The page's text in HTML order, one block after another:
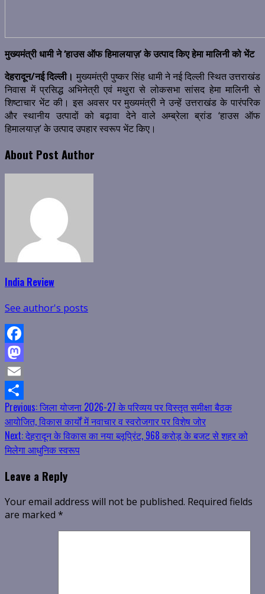
मुख्यमंत्री धामी ने ‘हाउस ऑफ हिमालयाज़’ के उत्पाद किए हेमा मालिनी को भेंट
देहरादून/नई दिल्ली। मुख्यमंत्री पुष्कर सिंह धामी ने नई दिल्ली स्थित उत्तराखंड
निवास में प्रसिद्ध अभिनेत्री एवं मथुरा से लोकसभा सांसद हेमा मालिनी से
शिष्टाचार भेंट की। इस अवसर पर मुख्यमंत्री ने उन्हें उत्तराखंड के पारंपरिक
और स्थानीय उत्पादों को बढ़ावा देने वाले अम्ब्रेला ब्रांड ‘हाउस ऑफ
हिमालयाज़’ के उत्पाद उपहार स्वरूप भेंट किए।
About Post Author
India Review
See author's posts
Facebook
Mastodon
Email
Share
Continue
Reading
Previous:जिला योजना 2026-27 के परिव्यय पर विस्तृत समीक्षा बैठक
आयोजित, विकास कार्यों में नवाचार व स्वरोजगार पर विशेष जोर
Next:देहरादून के विकास का नया ब्लूप्रिंट, 968 करोड़ के बजट से शहर को
मिलेगा आधुनिक स्वरूप
Leave a Reply
Your email address will not be published. Required fields
are marked *